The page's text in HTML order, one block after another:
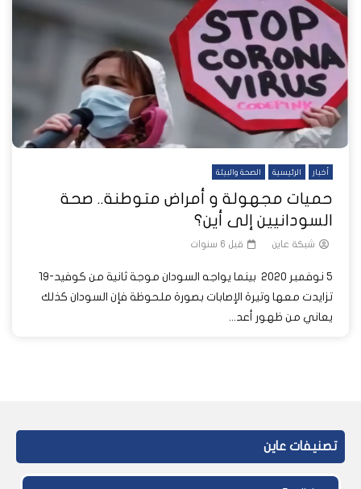
أخبار الرئيسية الصحة والبيئة
حميات مجهولة و أمراض متوطنة.. صحة
السودانيين إلى أين؟
شبكة عاين قبل 6 سنوات
5 نوفمبر 2020 بينما يواجه السودان موجة ثانية من كوفيد-19
تزايدت معها وتيرة الإصابات بصورة ملحوظة فإن السودان كذلك
يعاني من ظهور أعد...
تصنيفات عاين